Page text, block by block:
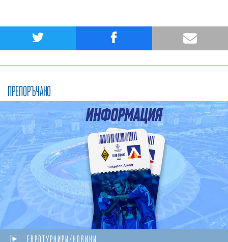
ПРЕПОРЪЧАНО
ЕВРОТУРНИРИ/НОВИНИ